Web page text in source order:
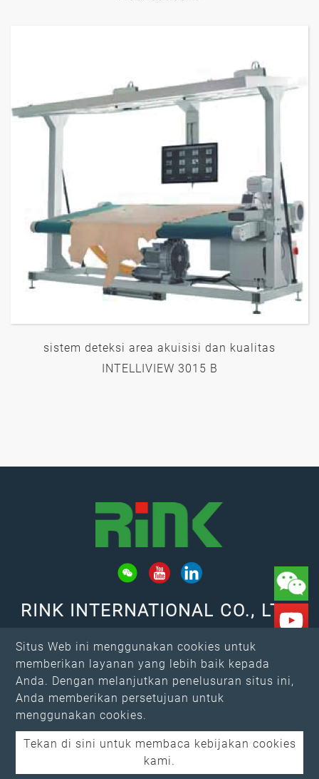
sistem deteksi area akuisisi dan kualitas
INTELLIVIEW 3015 B
Situs Web ini menggunakan cookies untuk
memberikan layanan yang lebih baik kepada
Anda. Dengan melanjutkan penelusuran situs ini,
Anda memberikan persetujuan untuk
menggunakan cookies.
Tekan di sini untuk membaca kebijakan cookies
kami.
RINK INTERNATIONAL CO., LTD.
Xitun, Kota Taichung
Surel：rink@rink.com.tw
TELP：+886-4-2461-7373
Telepon: +886-4-2461-4388
Copyright © 2026 RINK INTERNATIONAL CO., LTD. All rights
↑